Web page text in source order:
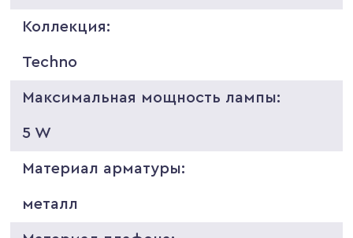
Коллекция:
Techno
Максимальная мощность лампы:
5 W
Материал арматуры:
металл